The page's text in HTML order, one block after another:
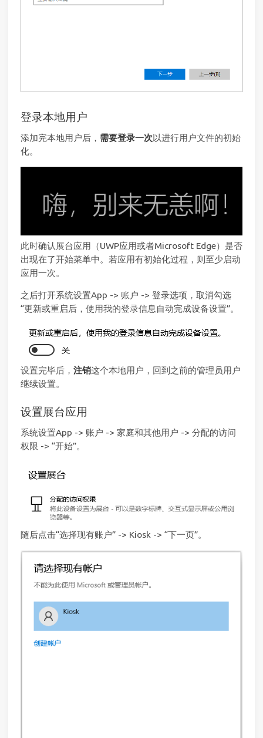
登录本地用户
添加完本地用户后， 需要登录一次以进行用户文件的初始
化。
此时确认展台应用（UWP应用或者Microsoft Edge）是否
出现在了开始菜单中。若应用有初始化过程，则至少启动
应用一次。
之后打开系统设置App -> 账户 -> 登录选项，取消勾选
“更新或重启后，使用我的登录信息自动完成设备设置”。
设置完毕后， 注销这个本地用户，回到之前的管理员用户
继续设置。
设置展台应用
系统设置App -> 账户 -> 家庭和其他用户 -> 分配的访问
权限 -> “开始”。
随后点击“选择现有账户” -> Kiosk -> “下一页”。